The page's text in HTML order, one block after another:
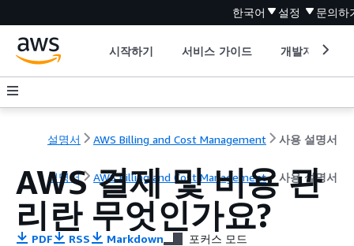
한국어 설정 문의하
시작하기 서비스 가이드 개발자 도구
설명서 AWS Billing and Cost Management 사용 설명서
설명서 AWS Billing and Cost Management 사용 설명서
AWS 결제 및 비용 관
리란 무엇인가요?
PDF RSS Markdown 포커스 모드